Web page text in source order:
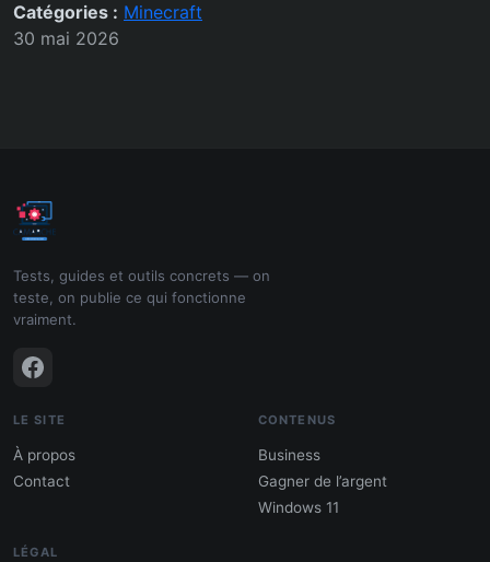
Catégories : Minecraft
30 mai 2026
Tests, guides et outils concrets — on
teste, on publie ce qui fonctionne
vraiment.
LE SITE
À propos
Contact
CONTENUS
Business
Gagner de l’argent
Windows 11
LÉGAL